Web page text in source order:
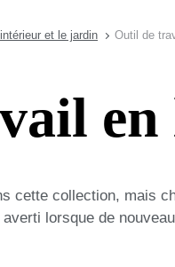
et le jardin Outil de
cette collection, mais
lorsque de